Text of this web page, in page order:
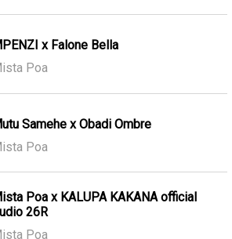
x Falone Bella
Poa
Samehe x Obadi Ombre
Poa
Poa x KALUPA KAKANA official
26R
Poa